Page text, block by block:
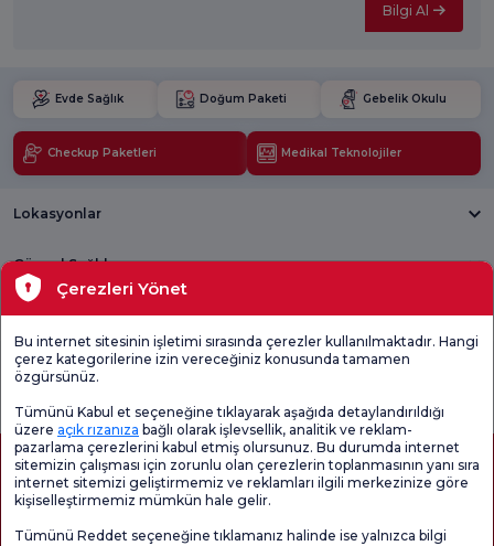
Bilgi Al
Evde Sağlık Doğum Paketi Gebelik Okulu
Checkup Paketleri Medikal Teknolojiler
Lokasyonlar
Güncel Sağlık
Tıbbi Birimler
Genel
Memnuniyet
Çerezleri Yönet
Bu internet sitesinin işletimi sırasında çerezler kullanılmaktadır. Hangi
çerez kategorilerine izin vereceğiniz konusunda tamamen
özgürsünüz.
Tümünü Kabul et seçeneğine tıklayarak aşağıda detaylandırıldığı
üzere açık rızanıza bağlı olarak işlevsellik, analitik ve reklam-
pazarlama çerezlerini kabul etmiş olursunuz. Bu durumda internet
sitemizin çalışması için zorunlu olan çerezlerin toplanmasının yanı sıra
internet sitemizi geliştirmemiz ve reklamları ilgili merkezinize göre
kişiselleştirmemiz mümkün hale gelir.
Tümünü Reddet seçeneğine tıklamanız halinde ise yalnızca bilgi